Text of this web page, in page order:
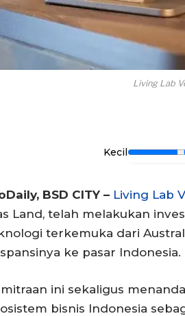
Living Lab
Kecil
BSD CITY – Living Lab
Land, telah melakukan
terkemuka dari
ke pasar Indonesia.
ini sekaligus
bisnis Indonesia